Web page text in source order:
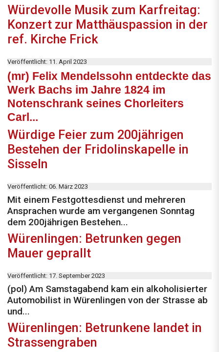
Würdevolle Musik zum Karfreitag:
Konzert zur Matthäuspassion in der
ref. Kirche Frick
Veröffentlicht: 11. April 2023
(mr) Felix Mendelssohn entdeckte das
Werk Bachs im Jahre 1824 im
Notenschrank seines Chorleiters
Carl...
Würdige Feier zum 200jährigen
Bestehen der Fridolinskapelle in
Sisseln
Veröffentlicht: 06. März 2023
Mit einem Festgottesdienst und mehreren
Ansprachen wurde am vergangenen Sonntag
dem 200jährigen Bestehen...
Würenlingen: Betrunken gegen
Mauer geprallt
Veröffentlicht: 17. September 2023
(pol) Am Samstagabend kam ein alkoholisierter
Automobilist in Würenlingen von der Strasse ab
und...
Würenlingen: Betrunkene landet in
Strassengraben